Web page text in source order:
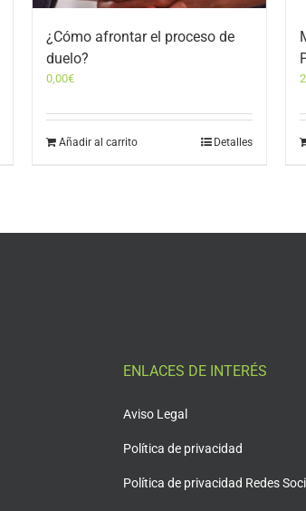
¿Cómo afrontar el proceso de
duelo?
0,00€
Añadir al carrito Detalles
ENLACES DE INTERÉS
Aviso Legal
Política de privacidad
Política de privacidad Redes